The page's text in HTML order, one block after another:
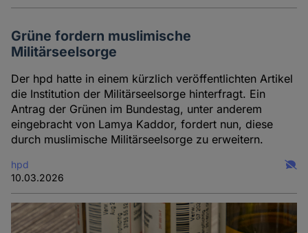
Grüne fordern muslimische
Militärseelsorge
Der hpd hatte in einem kürzlich veröffentlichten Artikel
die Institution der Militärseelsorge hinterfragt. Ein
Antrag der Grünen im Bundestag, unter anderem
eingebracht von Lamya Kaddor, fordert nun, diese
durch muslimische Militärseelsorge zu erweitern.
hpd
10.03.2026